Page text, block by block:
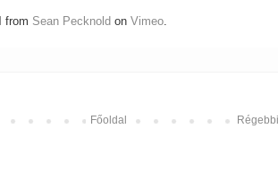
from Sean Pecknold on Vimeo.
Főoldal